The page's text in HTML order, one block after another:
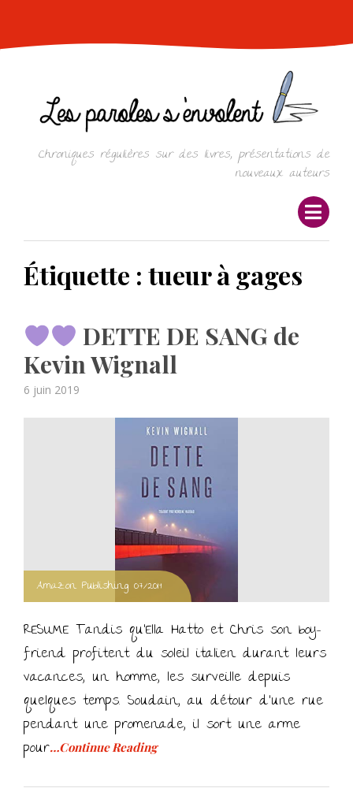
content
Chroniques régulières sur des livres, présentations de
nouveaux auteurs
Étiquette : tueur à gages
DETTE DE SANG de
Kevin Wignall
Posted
6 juin 2019
Amazon Publishing 07/2019
RESUME Tandis qu’Ella Hatto et Chris son boy-
friend profitent du soleil italien durant leurs
vacances, un homme, les surveille depuis
quelques temps. Soudain, au détour d’une rue
pendant une promenade, il sort une arme
pour…Continue Reading